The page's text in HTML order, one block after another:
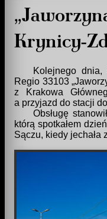
Krynicy-
Kolejnego
Regio 33103
z Krakowa
a przyjazd do stacji
Obsługę
którą spotkałem
Sączu, kiedy jechała